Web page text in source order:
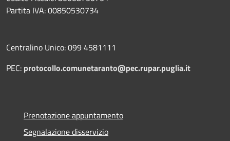
Partita IVA: 00850530734
Centralino Unico: 099 4581111
PEC: protocollo.comunetaranto@pec.rupar.puglia.it
Prenotazione appuntamento
Segnalazione disservizio